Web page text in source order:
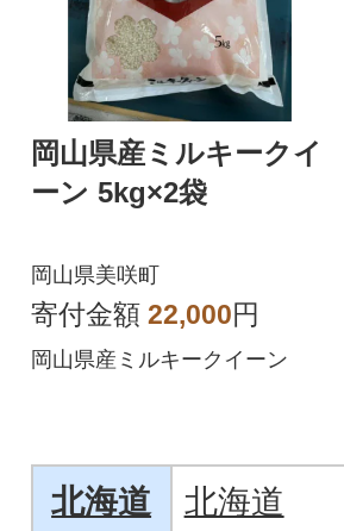
岡山県産ミルキークイ
ーン 5kg×2袋
岡山県美咲町
寄付金額 22,000円
岡山県産ミルキークイーン
北海道 北海道